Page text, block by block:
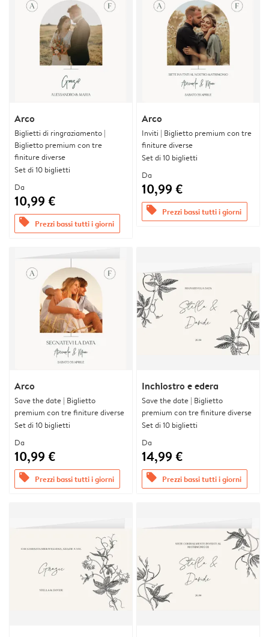
Arco
Biglietti di ringraziamento |
Biglietto premium con tre
finiture diverse
Set di 10 biglietti
Da
10,99 €
offers Prezzi bassi tutti i giorni
Arco
Inviti | Biglietto premium con tre
finiture diverse
Set di 10 biglietti
Da
10,99 €
offers Prezzi bassi tutti i giorni
Arco
Save the date | Biglietto
premium con tre finiture diverse
Set di 10 biglietti
Da
10,99 €
offers Prezzi bassi tutti i giorni
Inchiostro e edera
Save the date | Biglietto
premium con tre finiture diverse
Set di 10 biglietti
Da
14,99 €
offers Prezzi bassi tutti i giorni